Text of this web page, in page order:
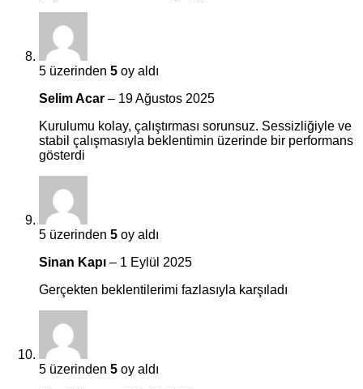
5 üzerinden 5 oy aldı
Selim Acar – 19 Ağustos 2025
Kurulumu kolay, çalıştırması sorunsuz. Sessizliğiyle ve
stabil çalışmasıyla beklentimin üzerinde bir performans
gösterdi
5 üzerinden 5 oy aldı
Sinan Kapı – 1 Eylül 2025
Gerçekten beklentilerimi fazlasıyla karşıladı
5 üzerinden 5 oy aldı